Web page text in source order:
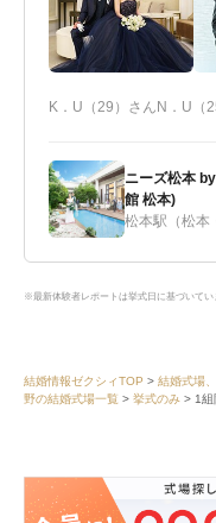
K．U（29）さん N．U（
ニーズ松本
館 松本)
※最新体験者レポートは挙式日に基づいてい
結婚情報ゼクシィTOP 結婚式場
野の結婚式場一覧
挙式のみ 1組